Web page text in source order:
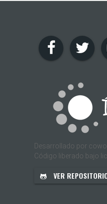
Desarrollado por
Código liberado bajo
VER